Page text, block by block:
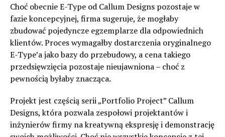
Choć obecnie E-Type od Callum Designs pozostaje w
fazie koncepcyjnej, firma sugeruje, że mogłaby
zbudować pojedyncze egzemplarze dla odpowiednich
klientów. Proces wymagałby dostarczenia oryginalnego
E-Type’a jako bazy do przebudowy, a cena takiego
przedsięwzięcia pozostaje nieujawniona – choć z
pewnością byłaby znacząca.
Projekt jest częścią serii „Portfolio Project” Callum
Designs, która pozwala zespołowi projektantów i
inżynierów firmy na kreatywną ekspresję i demonstrację